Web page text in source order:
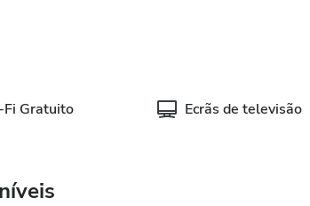
Gratuito Ecrãs de televisão